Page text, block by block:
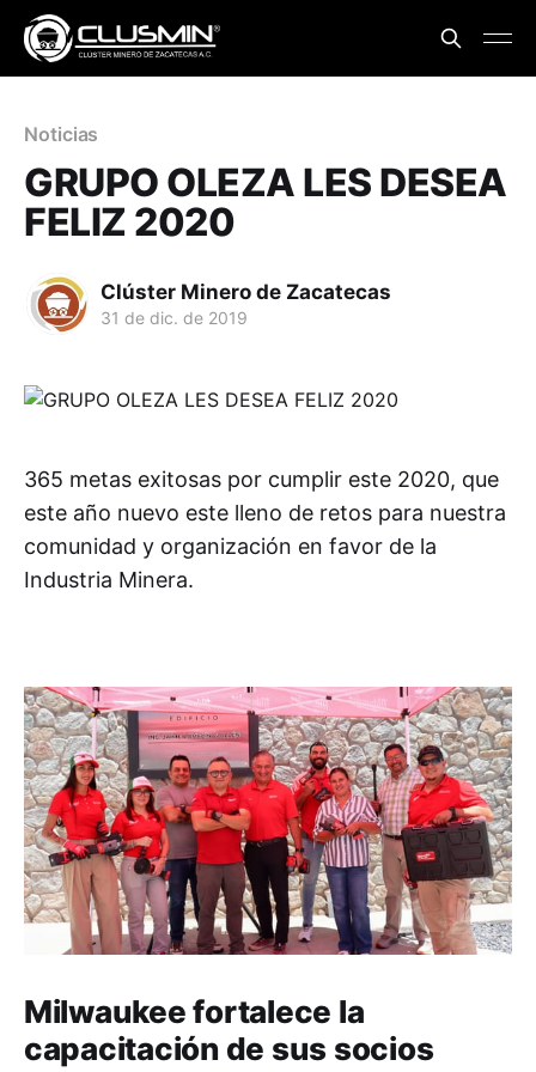
Noticias
GRUPO OLEZA LES DESEA
FELIZ 2020
Clúster Minero de Zacatecas
31 de dic. de 2019
365 metas exitosas por cumplir este 2020, que
este año nuevo este lleno de retos para nuestra
comunidad y organización en favor de la
Industria Minera.
Milwaukee fortalece la
capacitación de sus socios